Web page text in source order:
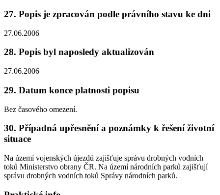
27. Popis je zpracován podle právního stavu ke dni
27.06.2006
28. Popis byl naposledy aktualizován
27.06.2006
29. Datum konce platnosti popisu
Bez časového omezení.
30. Případná upřesnění a poznámky k řešení životní
situace
Na území vojenských újezdů zajišťuje správu drobných vodních
toků Ministerstvo obrany ČR. Na území národních parků zajišťují
správu drobných vodních toků Správy národních parků.